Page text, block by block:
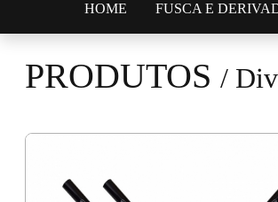
HOME FUSCA E
PRODUTOS/